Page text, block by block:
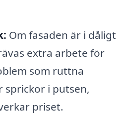
Om fasaden är i dåligt
extra arbete för
som ruttna
i putsen,
priset.